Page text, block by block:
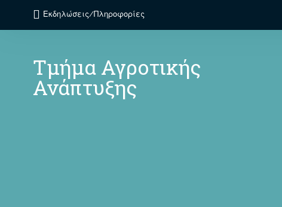
Εκδηλώσεις/Πληροφορίες
Τμήμα Αγροτικής
Ανάπτυξης